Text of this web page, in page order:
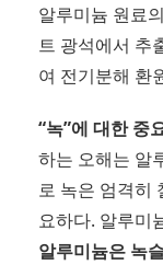
알루미늄 원료
트 광석에서 추
여 전기분해 환
“녹”에 대한 중
하는 오해는 알
로 녹은 엄격히
요하다. 알루미
알루미늄은 녹